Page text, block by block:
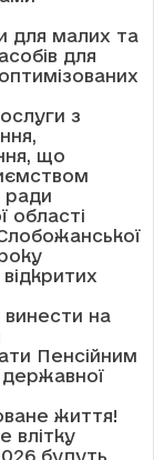
для малих та
для
з
що
ради
області
винести на
Пенсійним
життя!
влітку
будуть